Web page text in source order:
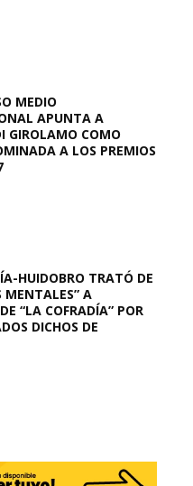
MEDIO
APUNTA A
GIROLAMO COMO
A LOS PREMIOS
HUIDOBRO TRATÓ DE
MENTALES” A
“LA COFRADÍA” POR
DICHOS DE